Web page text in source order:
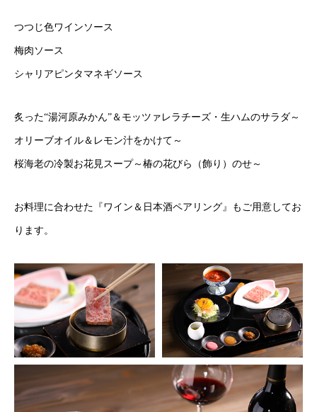
つつじ色ワインソース
梅肉ソース
シャリアピンタマネギソース
炙った“湯河原みかん”＆モッツァレラチーズ・生ハムのサラダ～
オリーブオイル＆レモン汁をかけて～
桜海老の冷製お花見スープ～椿の花びら（飾り）のせ～
お料理に合わせた『ワイン＆日本酒ペアリング』もご用意してお
ります。